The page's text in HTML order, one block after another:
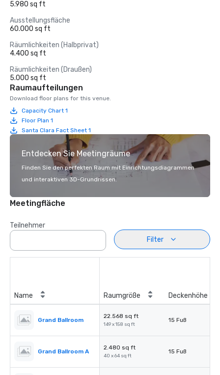
5.980 sq ft
Ausstellungsfläche
60.000 sq ft
Räumlichkeiten (Halbprivat)
4.400 sq ft
Räumlichkeiten (Draußen)
5.000 sq ft
Raumaufteilungen
Download floor plans for this venue.
Capacity Chart 1
Floor Plan 1
Santa Clara Fact Sheet 1
Entdecken Sie Meetingräume
Finden Sie den perfekten Raum mit Einrichtungsdiagrammen
und interaktiven 3D-Grundrissen.
Meetingfläche
Teilnehmer
Filter
Name Raumgröße Deckenhöhe
Grand Ballroom
22.568 sq ft
149 x 158 sq ft
15 Fuß
Grand Ballroom A
2.480 sq ft
40 x 64 sq ft
15 Fuß